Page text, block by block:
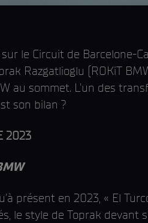
le Circuit de Barcelone-
Razgatlioglu (ROKiT
au sommet. L'un des
son bilan ?
2023
présent en 2023, « El
le style de Toprak